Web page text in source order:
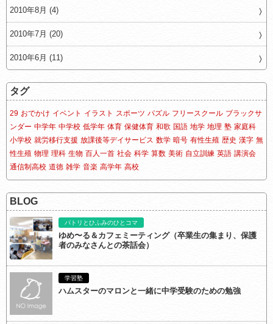
2010年8月 (4)
2010年7月 (20)
2010年6月 (11)
タグ
29 おでかけ イベント イラスト スポーツ パズル フリースクール ブラックサ
ンダー 中学年 中学校 低学年 体育 保健体育 和歌 国語 地学 地理 塾 家庭科
小学校 就労移行支援 放課後等デイサービス 数学 暗号 有性生殖 歴史 漢字 無
性生殖 物理 理科 生物 百人一首 社会 科学 算数 美術 自立訓練 英語 講演会
通信制高校 道徳 雑学 音楽 高学年 高校
BLOG
パトリとひふみのひとコマ
ゆめ〜る＆カフェミーティング（卒業生の集まり、保護
者のみなさんとの茶話会）
学習塾
ハムスターのマロンと一緒に中学受験のための勉強